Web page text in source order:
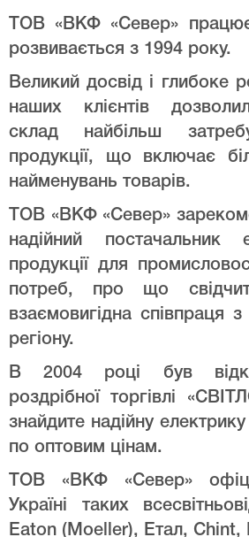
ТОВ «ВКФ «Север»
розвивається з 1994 року.
Великий досвід і глибоке
наших клієнтів
склад найбільш
продукції, що включає
найменувань товарів.
ТОВ «ВКФ «Север»
надійний постачальник
продукції для
потреб, про що
взаємовигідна співпраця
регіону.
В 2004 році був
роздрібної торгівлі
знайдите надійну
по оптовим цінам.
ТОВ «ВКФ «Север»
Україні таких
Eaton (Moeller), Етал, Chint,